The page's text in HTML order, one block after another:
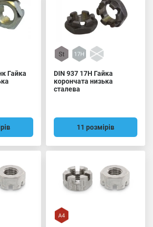
Гайка
DIN 937 17H Гайка
корончата низька
сталева
11 розмірів